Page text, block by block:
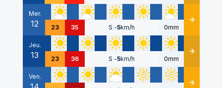
Mer.
12 23 35 S -5km/h 0mm Détails
Jeu.
13 23 36 S -5km/h 0mm Détails
Ven.